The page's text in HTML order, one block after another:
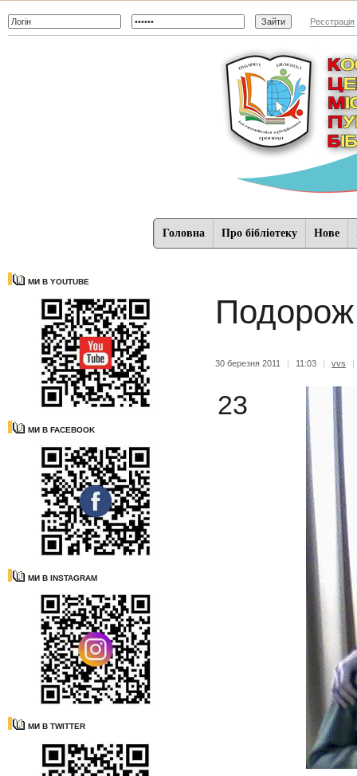
Реєстрація
Головна Про бібліотеку Нове
МИ В YOUTUBE
МИ В FACEBOOK
МИ В INSTAGRAM
МИ В TWITTER
Подорож
30 березня 2011 | 11:03 | vvs |
23